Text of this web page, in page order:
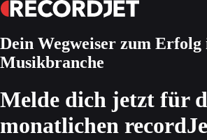
Dein Wegweiser zum Erfolg
Musikbranche
Melde dich jetzt für
monatlichen